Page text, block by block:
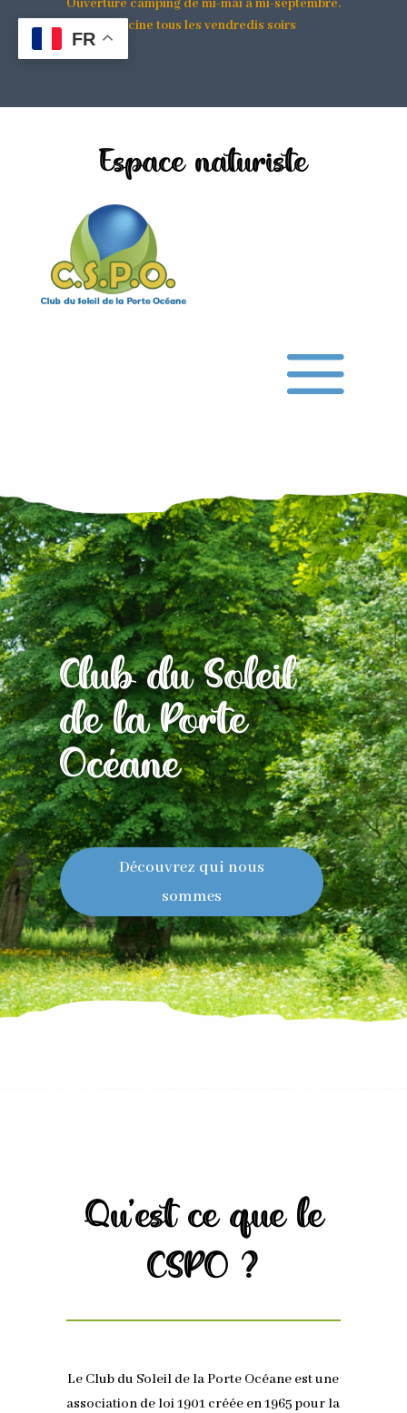
Ouverture camping de mi-mai à mi-septembre.
Piscine tous les vendredis soirs
Espace naturiste
Club du Soleil
de la Porte
Océane
Découvrez qui nous
sommes
Qu’est ce que le
CSPO ?
Le Club du Soleil de la Porte Océane est une
association de loi 1901 créée en 1965 pour la
FR